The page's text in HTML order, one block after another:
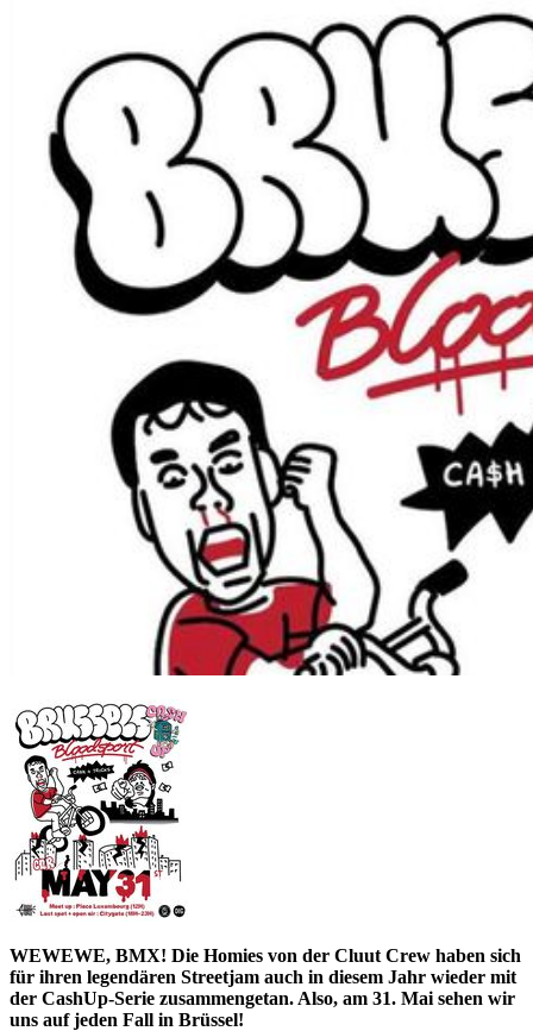
WEWEWE, BMX! Die Homies von der Cluut Crew haben sich
für ihren legendären Streetjam auch in diesem Jahr wieder mit
der CashUp-Serie zusammengetan. Also, am 31. Mai sehen wir
uns auf jeden Fall in Brüssel!